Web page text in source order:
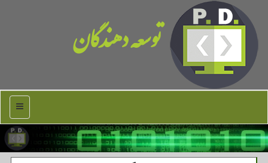
توسعه دهندگان
منو